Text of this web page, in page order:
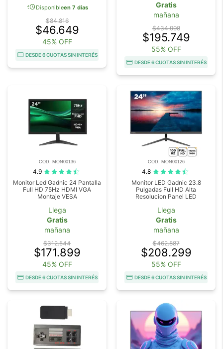
acuteDisponibleen 7 días
$84.816
$46.649
45% OFF
DESDE 6 CUOTAS SIN INTERÉS
Gratis
mañana
$434.998
$195.749
55% OFF
DESDE 6 CUOTAS SIN INTERÉS
COD. MON00136
4.9
Monitor Led Gadnic 24 Pantalla
Full HD 75Hz HDMI VGA
Montaje VESA
Llega
Gratis
mañana
$312.544
$171.899
45% OFF
DESDE 6 CUOTAS SIN INTERÉS
COD. MON00126
4.8
Monitor LED Gadnic 23.8
Pulgadas Full HD Alta
Resolucion Panel LED
Llega
Gratis
mañana
$462.887
$208.299
55% OFF
DESDE 6 CUOTAS SIN INTERÉS